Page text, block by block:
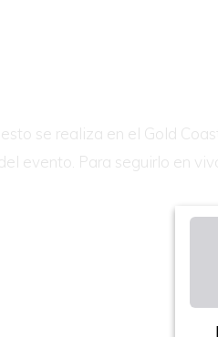
se realiza en el Gold
evento. Para seguirlo en